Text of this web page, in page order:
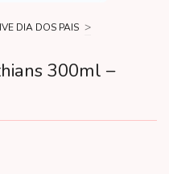
DIA DOS PAIS >
300ml –